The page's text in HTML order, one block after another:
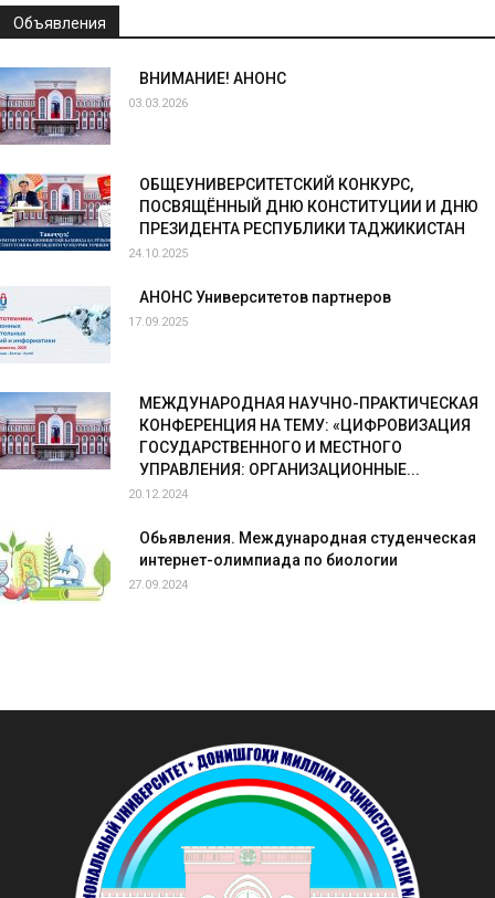
Объявления
ВНИМАНИЕ! АНОНС
03.03.2026
ОБЩЕУНИВЕРСИТЕТСКИЙ КОНКУРС,
ПОСВЯЩЁННЫЙ ДНЮ КОНСТИТУЦИИ И ДНЮ
ПРЕЗИДЕНТА РЕСПУБЛИКИ ТАДЖИКИСТАН
24.10.2025
АНОНС Университетов партнеров
17.09.2025
МЕЖДУНАРОДНАЯ НАУЧНО-ПРАКТИЧЕСКАЯ
КОНФЕРЕНЦИЯ НА ТЕМУ: «ЦИФРОВИЗАЦИЯ
ГОСУДАРСТВЕННОГО И МЕСТНОГО
УПРАВЛЕНИЯ: ОРГАНИЗАЦИОННЫЕ...
20.12.2024
Обьявления. Международная студенческая
интернет-олимпиада по биологии
27.09.2024